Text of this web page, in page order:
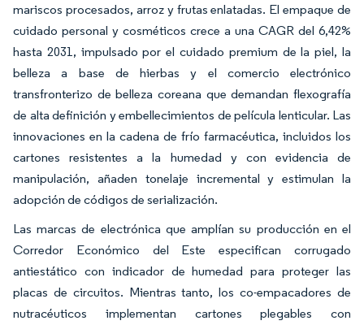
mariscos procesados, arroz y frutas enlatadas. El empaque de
cuidado personal y cosméticos crece a una CAGR del 6,42%
hasta 2031, impulsado por el cuidado premium de la piel, la
belleza a base de hierbas y el comercio electrónico
transfronterizo de belleza coreana que demandan flexografía
de alta definición y embellecimientos de película lenticular. Las
innovaciones en la cadena de frío farmacéutica, incluidos los
cartones resistentes a la humedad y con evidencia de
manipulación, añaden tonelaje incremental y estimulan la
adopción de códigos de serialización.
Las marcas de electrónica que amplían su producción en el
Corredor Económico del Este especifican corrugado
antiestático con indicador de humedad para proteger las
placas de circuitos. Mientras tanto, los co-empacadores de
nutracéuticos implementan cartones plegables con